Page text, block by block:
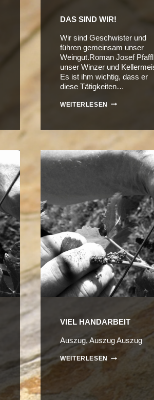
DAS SIND WIR!
Wir sind Geschwister und
führen gemeinsam unser
Weingut.Roman Josef
unser Winzer und
Es ist ihm wichtig, dass er
diese Tätigkeiten…
WEITERLESEN DAS
VIEL HANDARBEIT
Auszug, Auszug Auszug
WEITERLESEN
VIEL